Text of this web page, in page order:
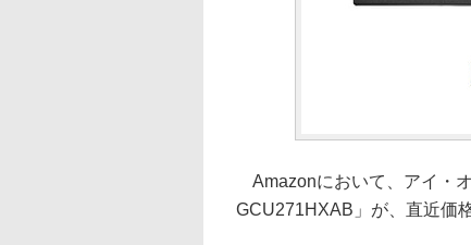
Amazonにおいて、アイ・
GCU271HXAB」が、直近価